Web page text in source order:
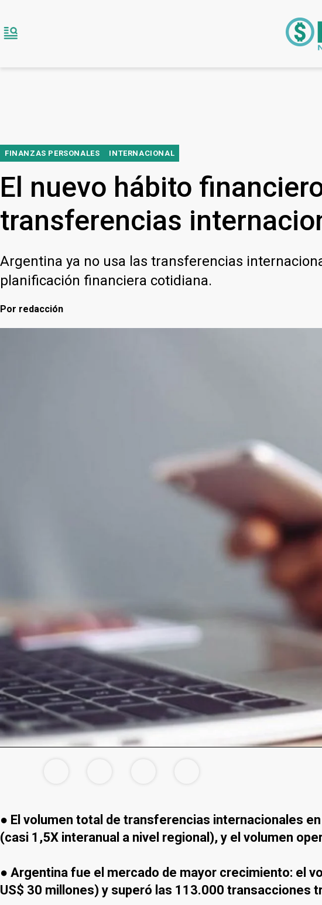
FINANZAS PERSONALES INTERNACIONAL
El nuevo hábito
transferencias
Argentina ya no usa las transferencias
planificación financiera cotidiana.
Por redacción
● El volumen total de transferencias internacionales
(casi 1,5X interanual a nivel regional), y el volumen
● Argentina fue el mercado de mayor crecimiento: el
US$ 30 millones) y superó las 113.000 transacciones